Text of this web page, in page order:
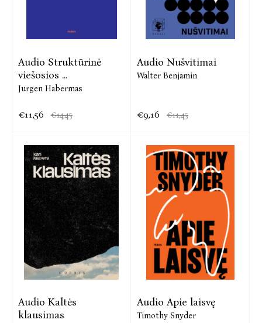
Audio Struktūrinė
viešosios ...
Jurgen Habermas
€11,56 €14,45
Audio Nušvitimai
Walter Benjamin
€9,16 €11,45
Audio Kaltės
klausimas
Audio Apie laisvę
Timothy Snyder